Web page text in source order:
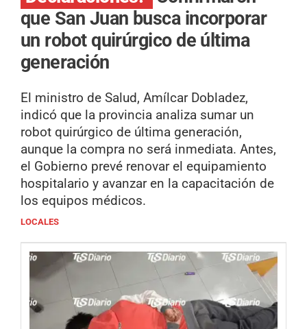
que San Juan busca incorporar
un robot quirúrgico de última
generación
El ministro de Salud, Amílcar Dobladez,
indicó que la provincia analiza sumar un
robot quirúrgico de última generación,
aunque la compra no será inmediata. Antes,
el Gobierno prevé renovar el equipamiento
hospitalario y avanzar en la capacitación de
los equipos médicos.
LOCALES